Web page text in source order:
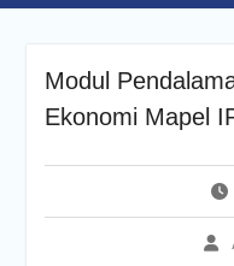
Modul
Ekonomi Mapel